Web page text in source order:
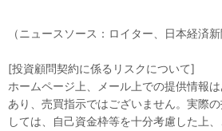
（ニュースソース：ロイター、日本経済新
[投資顧問契約に係るリスクについて]
ホームページ上、メール上での提供情報
あり、売買指示ではございません。実際
しては、自己資金枠等を十分考慮した上